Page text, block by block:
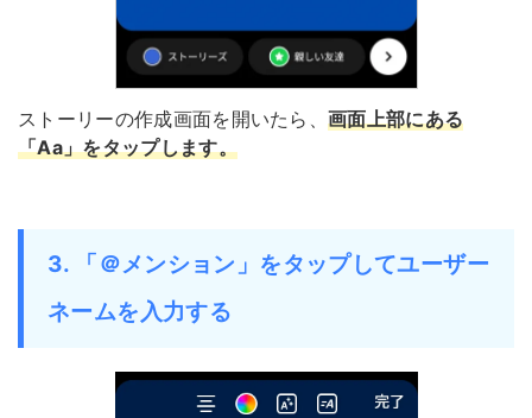
ストーリーの作成画面を開いたら、画面上部にある
「Aa」をタップします。
3. 「＠メンション」をタップしてユーザー
ネームを入力する